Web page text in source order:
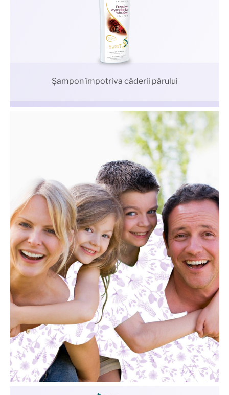
Şampon împotriva căderii părului